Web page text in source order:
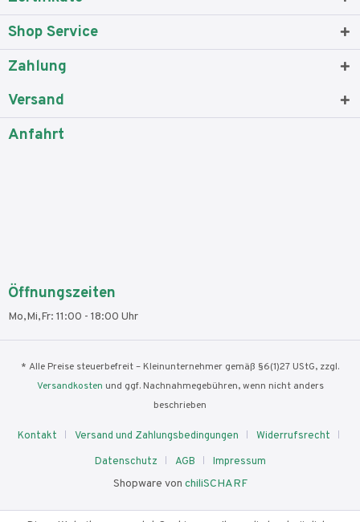
Shop Service
Zahlung
Versand
Anfahrt
Öffnungszeiten
Mo,Mi,Fr: 11:00 - 18:00 Uhr
* Alle Preise steuerbefreit – Kleinunternehmer gemäß §6(1)27 UStG, zzgl.
Versandkosten und ggf. Nachnahmegebühren, wenn nicht anders
beschrieben
Kontakt Versand und Zahlungsbedingungen
Widerrufsrecht
Datenschutz
AGB Impressum
Shopware von chiliSCHARF